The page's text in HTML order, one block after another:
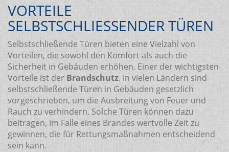
VORTEILE
SELBSTSCHLIESSENDER TÜREN
Selbstschließende Türen bieten eine Vielzahl von
Vorteilen, die sowohl den Komfort als auch die
Sicherheit in Gebäuden erhöhen. Einer der wichtigsten
Vorteile ist der Brandschutz. In vielen Ländern sind
selbstschließende Türen in Gebäuden gesetzlich
vorgeschrieben, um die Ausbreitung von Feuer und
Rauch zu verhindern. Solche Türen können dazu
beitragen, im Falle eines Brandes wertvolle Zeit zu
gewinnen, die für Rettungsmaßnahmen entscheidend
sein kann.